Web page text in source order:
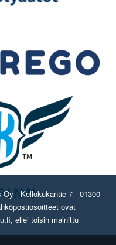
Oy - Kellokukantie 7 - 01300
ovat
ellei toisin mainittu